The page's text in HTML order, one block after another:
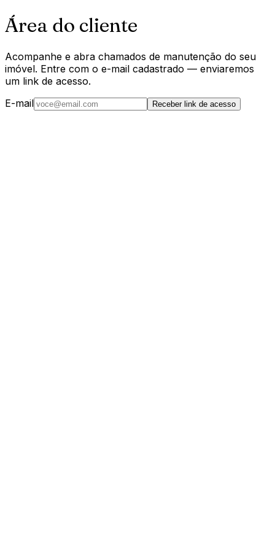
Área do cliente
Acompanhe e abra chamados de manutenção do seu
imóvel. Entre com o e-mail cadastrado — enviaremos
um link de acesso.
E-mail
Receber link de acesso